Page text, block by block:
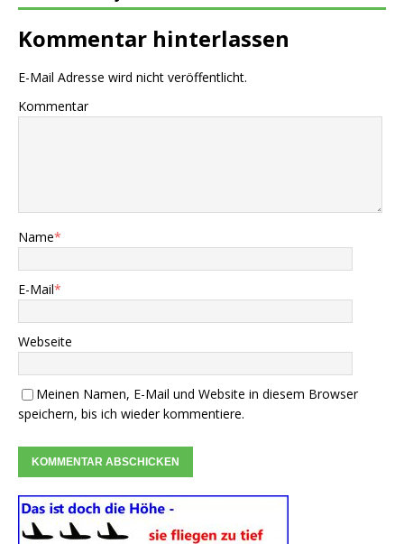
Kommentar hinterlassen
E-Mail Adresse wird nicht veröffentlicht.
Kommentar
Name*
E-Mail*
Webseite
Meinen Namen, E-Mail und Website in diesem Browser
speichern, bis ich wieder kommentiere.